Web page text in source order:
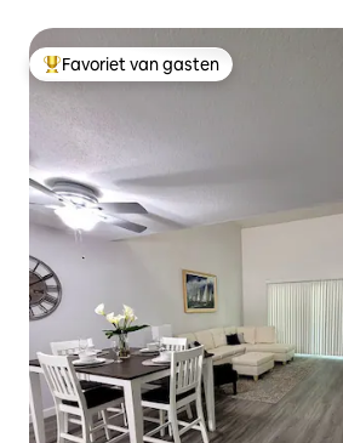
Topfavoriet van gasten
Favoriet van gasten